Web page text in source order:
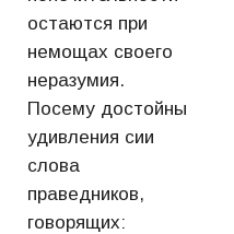
остаются при
немощах своего
неразумия.
Посему достойны
удивления сии
слова
праведников,
говорящих: